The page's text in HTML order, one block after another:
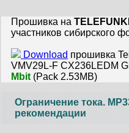
Прошивка на
участников сибирского
Download прошивка
VMV29L-F CX236LEDM
Mbit (Pack 2.53MB)
Ограничение тока.
рекомендации